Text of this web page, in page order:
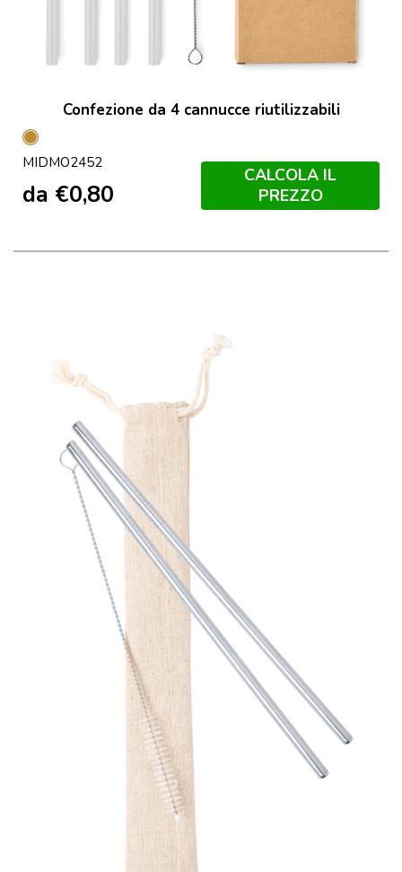
Confezione da 4 cannucce riutilizzabili
Legno
MIDMO2452
da €0,80
CALCOLA IL
PREZZO